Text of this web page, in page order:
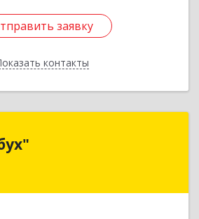
заявку
контакты
заявку
Назад
обл, Карасукский р-н,